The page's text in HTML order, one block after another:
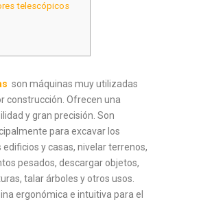
telescópicos
son máquinas muy utilizadas
construcción. Ofrecen una
y gran precisión. Son
para excavar los
edificios y casas, nivelar terrenos,
pesados, descargar objetos,
talar árboles y otros usos.
ergonómica e intuitiva para el